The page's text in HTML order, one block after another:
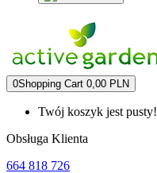
0Shopping Cart 0,00 PLN
Twój koszyk jest pusty!
Obsługa Klienta
664 818 726